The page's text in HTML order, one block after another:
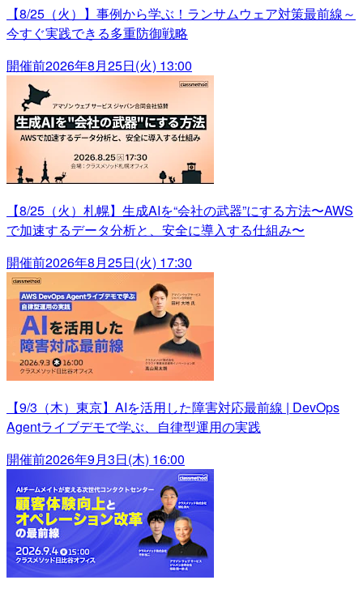
【8/25（火）】事例から学ぶ！ランサムウェア対策最前線～
今すぐ実践できる多重防御戦略
開催前2026年8月25日(火) 13:00
【8/25（火）札幌】生成AIを“会社の武器”にする方法〜AWS
で加速するデータ分析と、安全に導入する仕組み〜
開催前2026年8月25日(火) 17:30
【9/3（木）東京】AIを活用した障害対応最前線 | DevOps
Agentライブデモで学ぶ、自律型運用の実践
開催前2026年9月3日(木) 16:00